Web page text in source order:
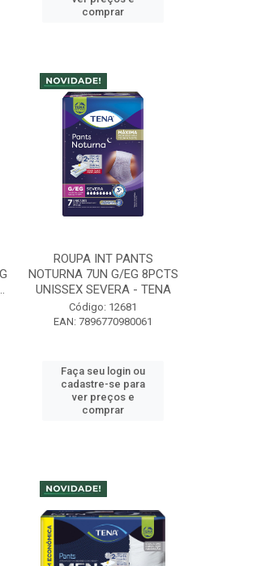
comprar
ROUPA INT PANTS
NOTURNA 7UN G/EG 8PCTS
UNISSEX SEVERA - TENA
Código: 12681
EAN: 7896770980061
Faça seu login ou
cadastre-se para
ver preços e
comprar